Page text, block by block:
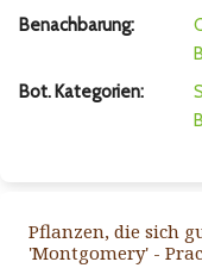
Benachbarung:
Bot. Kategorien:
Pflanzen, die sich
'Montgomery' -